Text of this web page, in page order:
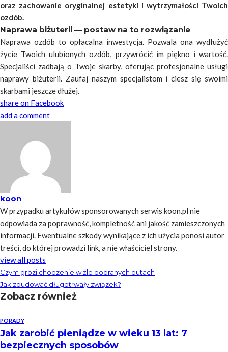
oraz zachowanie oryginalnej estetyki i wytrzymałości Twoich
ozdób.
Naprawa biżuterii — postaw na to rozwiązanie
Naprawa ozdób to opłacalna inwestycja. Pozwala ona wydłużyć
życie Twoich ulubionych ozdób, przywrócić im piękno i wartość.
Specjaliści zadbają o Twoje skarby, oferując profesjonalne usługi
naprawy biżuterii. Zaufaj naszym specjalistom i ciesz się swoimi
skarbami jeszcze dłużej.
share on Facebook
add a comment
koon
W przypadku artykułów sponsorowanych serwis koon.pl nie
odpowiada za poprawność, kompletność ani jakość zamieszczonych
informacji. Ewentualne szkody wynikające z ich użycia ponosi autor
treści, do której prowadzi link, a nie właściciel strony.
view all posts
Czym grozi chodzenie w źle dobranych butach
Jak zbudować długotrwały związek?
Zobacz również
PORADY
Jak zarobić pieniądze w wieku 13 lat: 7
bezpiecznych sposobów